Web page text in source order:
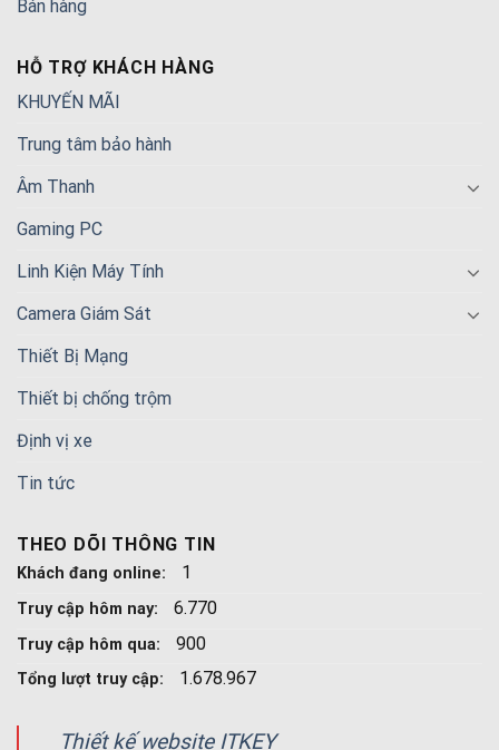
Bán hàng
HỖ TRỢ KHÁCH HÀNG
KHUYẾN MÃI
Trung tâm bảo hành
Âm Thanh
Gaming PC
Linh Kiện Máy Tính
Camera Giám Sát
Thiết Bị Mạng
Thiết bị chống trộm
Định vị xe
Tin tức
THEO DÕI THÔNG TIN
Khách đang online: 1
Truy cập hôm nay: 6.770
Truy cập hôm qua: 900
Tổng lượt truy cập: 1.678.967
Thiết kế website ITKEY